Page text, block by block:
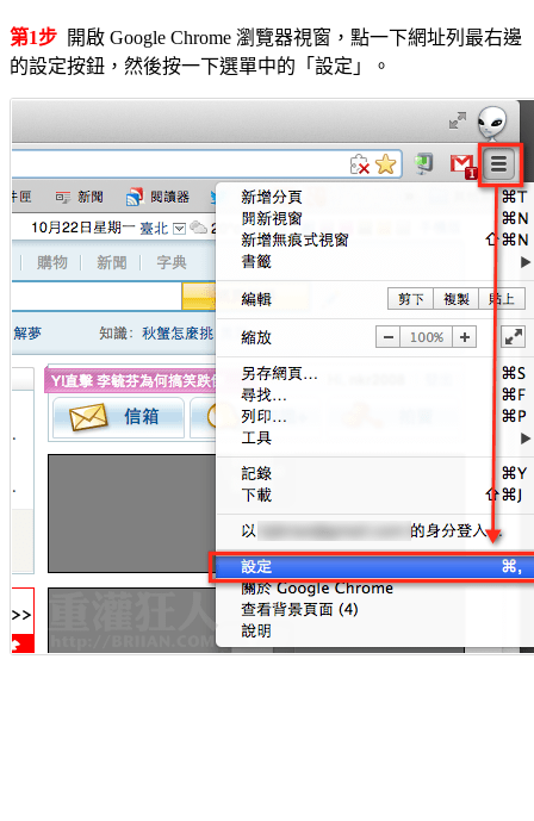
第1步 開啟 Google Chrome 瀏覽器視窗，點一下網址列最右邊
的設定按鈕，然後按一下選單中的「設定」。